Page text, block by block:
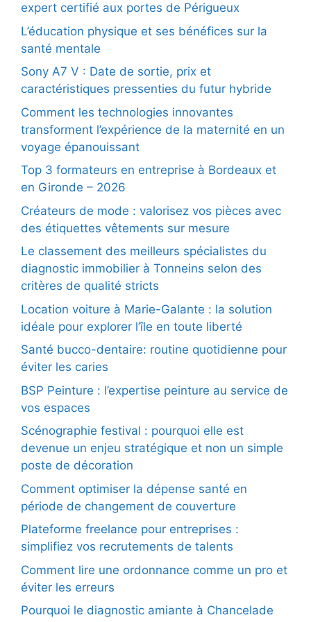
expert certifié aux portes de Périgueux
L’éducation physique et ses bénéfices sur la
santé mentale
Sony A7 V : Date de sortie, prix et
caractéristiques pressenties du futur hybride
Comment les technologies innovantes
transforment l’expérience de la maternité en un
voyage épanouissant
Top 3 formateurs en entreprise à Bordeaux et
en Gironde – 2026
Créateurs de mode : valorisez vos pièces avec
des étiquettes vêtements sur mesure
Le classement des meilleurs spécialistes du
diagnostic immobilier à Tonneins selon des
critères de qualité stricts
Location voiture à Marie-Galante : la solution
idéale pour explorer l’île en toute liberté
Santé bucco-dentaire: routine quotidienne pour
éviter les caries
BSP Peinture : l’expertise peinture au service de
vos espaces
Scénographie festival : pourquoi elle est
devenue un enjeu stratégique et non un simple
poste de décoration
Comment optimiser la dépense santé en
période de changement de couverture
Plateforme freelance pour entreprises :
simplifiez vos recrutements de talents
Comment lire une ordonnance comme un pro et
éviter les erreurs
Pourquoi le diagnostic amiante à Chancelade